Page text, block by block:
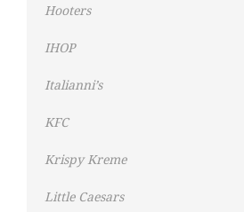
Hooters
IHOP
Italianni’s
KFC
Krispy Kreme
Little Caesars